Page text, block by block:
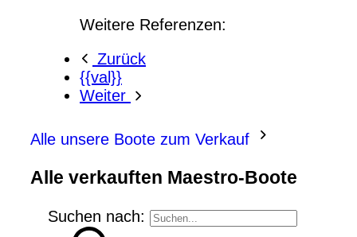
Weitere Referenzen:
Zurück
{{val}}
Weiter
Alle unsere Boote zum Verkauf
Alle verkauften Maestro-Boote
Suchen nach: